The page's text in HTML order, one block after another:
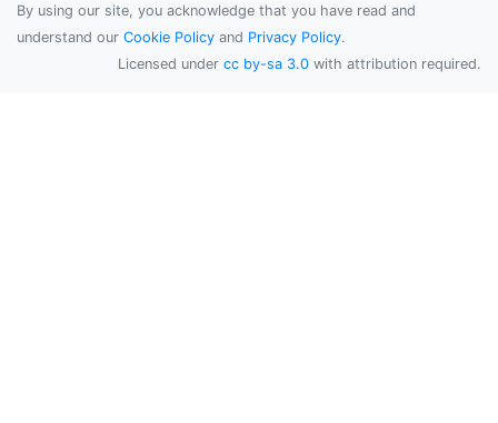
By using our site, you acknowledge that you have read and
understand our Cookie Policy and Privacy Policy.
Licensed under cc by-sa 3.0 with attribution required.